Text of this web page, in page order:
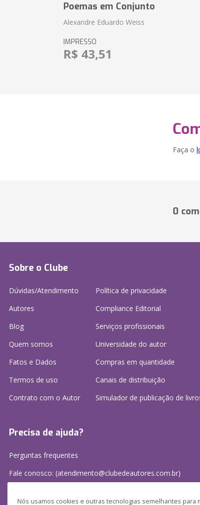
Nós usamos cookies e outras tecnologias semelhantes
Poemas em Conjunto
Alexandre Eduardo Weiss
IMPRESSO
R$ 43,51
Faça o
0
Sobre o Clube
Dúvidas/Atendimento
Autores
Blog
Quem somos
Fatos e Dados
Termos de uso
Contrato com o Autor
Política de privacidade
Compliance Editorial
Serviços profissionais
Universidade do autor
Compras em quantidade
Canais de distribuição
Simulador de publicação de
Precisa de ajuda?
Perguntas frequentes
Fale conosco: (atendimento@clubedeautores.com.br)